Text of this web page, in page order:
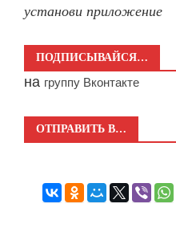
установи приложение
ПОДПИСЫВАЙСЯ…
на группу Вконтакте
ОТПРАВИТЬ В…